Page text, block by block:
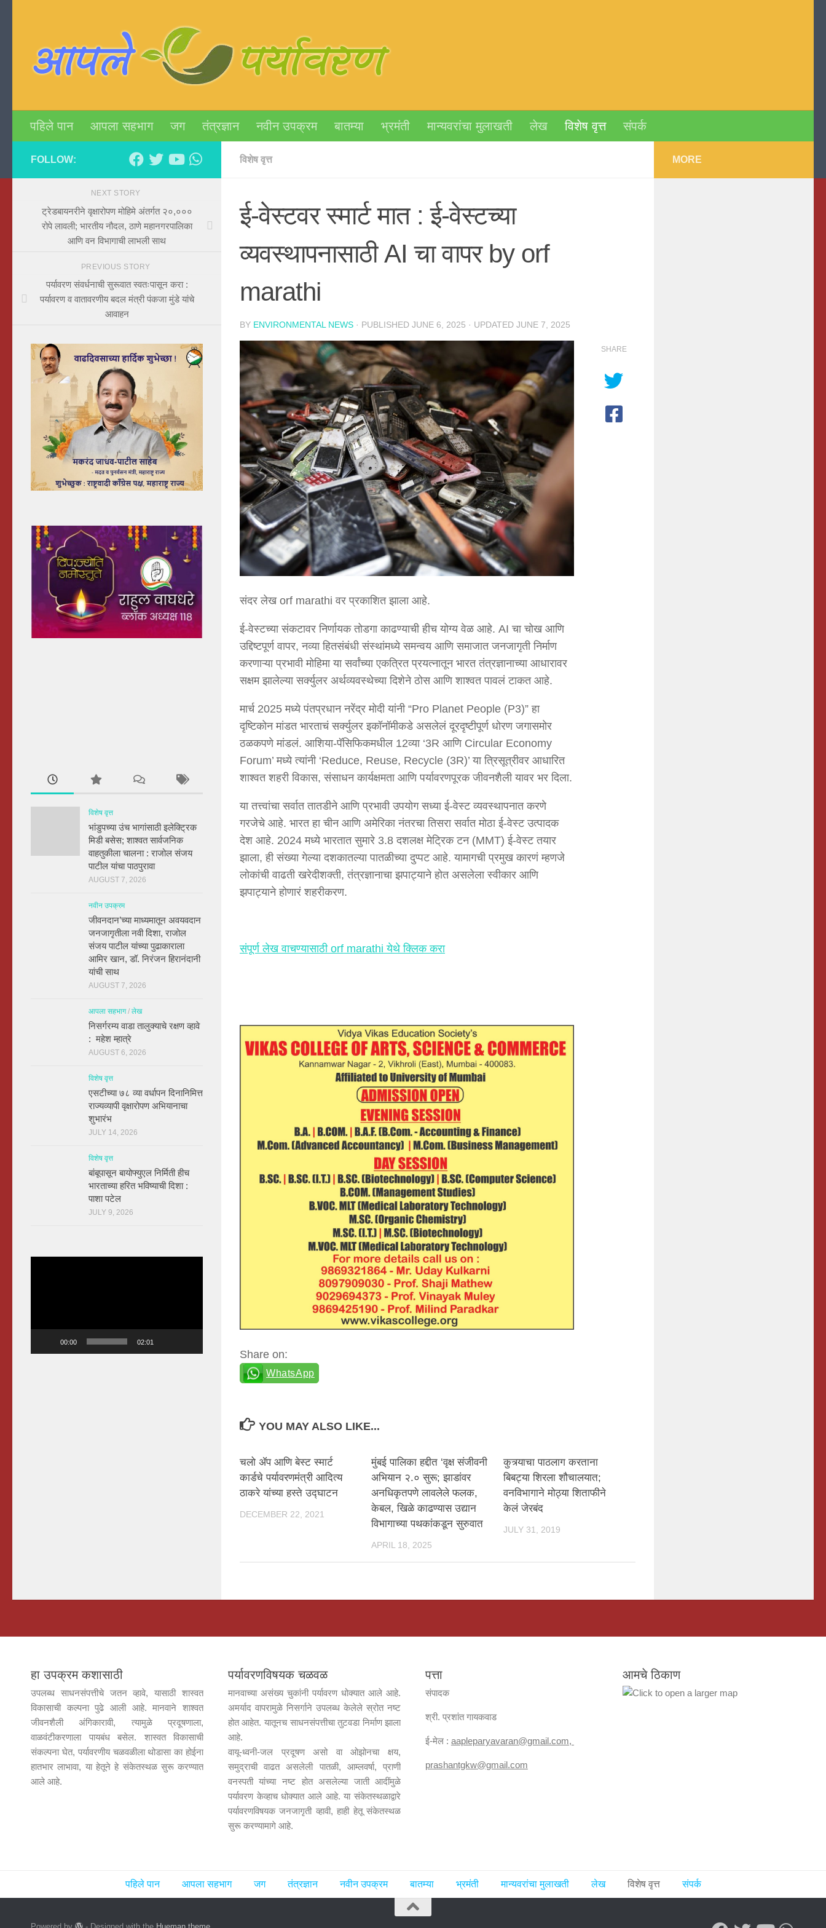
पहिले पान आपला सहभाग जग तंत्रज्ञान नवीन उपक्रम बातम्या भ्रमंती मान्यवरांचा मुलाखती लेख विशेष वृत्त संपर्क
विशेष वृत्त
ई-वेस्टवर स्मार्ट मात : ई-वेस्टच्या
व्यवस्थापनासाठी AI चा वापर by orf
marathi
BY ENVIRONMENTAL NEWS · PUBLISHED JUNE 6, 2025 · UPDATED JUNE 7, 2025
संदर लेख orf marathi वर प्रकाशित झाला आहे.
ई-वेस्टच्या संकटावर निर्णायक तोडगा काढण्याची हीच योग्य वेळ आहे. AI चा चोख आणि
उद्दिष्टपूर्ण वापर, नव्या हितसंबंधी संस्थांमध्ये समन्वय आणि समाजात जनजागृती निर्माण
करणाऱ्या प्रभावी मोहिमा या सर्वांच्या एकत्रित प्रयत्नातून भारत तंत्रज्ञानाच्या आधारावर
सक्षम झालेल्या सर्क्युलर अर्थव्यवस्थेच्या दिशेने ठोस आणि शाश्वत पावलं टाकत आहे.
मार्च 2025 मध्ये पंतप्रधान नरेंद्र मोदी यांनी “Pro Planet People (P3)” हा
दृष्टिकोन मांडत भारताचं सर्क्युलर इकॉनॉमीकडे असलेलं दूरदृष्टीपूर्ण धोरण जगासमोर
ठळकपणे मांडलं. आशिया-पॅसिफिकमधील 12व्या ‘3R आणि Circular Economy
Forum’ मध्ये त्यांनी ‘Reduce, Reuse, Recycle (3R)’ या त्रिसूत्रीवर आधारित
शाश्वत शहरी विकास, संसाधन कार्यक्षमता आणि पर्यावरणपूरक जीवनशैली यावर भर दिला.
या तत्त्वांचा सर्वात तातडीने आणि प्रभावी उपयोग सध्या ई-वेस्ट व्यवस्थापनात करणे
गरजेचे आहे. भारत हा चीन आणि अमेरिका नंतरचा तिसरा सर्वात मोठा ई-वेस्ट उत्पादक
देश आहे. 2024 मध्ये भारतात सुमारे 3.8 दशलक्ष मेट्रिक टन (MMT) ई-वेस्ट तयार
झाला, ही संख्या गेल्या दशकातल्या पातळीच्या दुप्पट आहे. यामागची प्रमुख कारणं म्हणजे
लोकांची वाढती खरेदीशक्ती, तंत्रज्ञानाचा झपाट्याने होत असलेला स्वीकार आणि
झपाट्याने होणारं शहरीकरण.
संपूर्ण लेख वाचण्यासाठी orf marathi येथे क्लिक करा
Share on:
WhatsApp
SHARE
YOU MAY ALSO LIKE...
चलो ॲप आणि बेस्ट स्मार्ट
कार्डचे पर्यावरणमंत्री आदित्य
ठाकरे यांच्या हस्ते उद्घाटन
DECEMBER 22, 2021
मुंबई पालिका हद्दीत ‘वृक्ष संजीवनी
अभियान २.० सुरू; झाडांवर
अनधिकृतपणे लावलेले फलक,
केबल, खिळे काढण्यास उद्यान
विभागाच्या पथकांकडून सुरुवात
APRIL 18, 2025
कुत्र्याचा पाठलाग करताना
बिबट्या शिरला शौचालयात;
वनविभागाने मोठ्या शिताफीने
केलं जेरबंद
JULY 31, 2019
FOLLOW:
NEXT STORY
ट्रेडबायनरीने वृक्षारोपण मोहिमे अंतर्गत २०,०००
रोपे लावली; भारतीय नौदल, ठाणे महानगरपालिका
आणि वन विभागाची लाभली साथ
PREVIOUS STORY
पर्यावरण संवर्धनाची सुरूवात स्वतःपासून करा :
पर्यावरण व वातावरणीय बदल मंत्री पंकजा मुंडे यांचे
आवाहन
विशेष वृत्त
भांडुपच्या उंच भागांसाठी इलेक्ट्रिक
मिडी बसेस; शाश्वत सार्वजनिक
वाहतुकीला चालना : राजोल संजय
पाटील यांचा पाठपुरावा
AUGUST 7, 2026
नवीन उपक्रम
जीवनदान’च्या माध्यमातून अवयवदान
जनजागृतीला नवी दिशा, राजोल
संजय पाटील यांच्या पुढाकाराला
आमिर खान, डॉ. निरंजन हिरानंदानी
यांची साथ
AUGUST 7, 2026
आपला सहभाग/ लेख
निसर्गरम्य वाडा तालुक्याचे रक्षण व्हावे
: महेश म्हात्रे
AUGUST 6, 2026
विशेष वृत्त
एसटीच्या ७८ व्या वर्धापन दिनानिमित्त
राज्यव्यापी वृक्षारोपण अभियानाचा
शुभारंभ
JULY 14, 2026
विशेष वृत्त
बांबूपासून बायोफ्युएल निर्मिती हीच
भारताच्या हरित भविष्याची दिशा :
पाशा पटेल
JULY 9, 2026
00:00 02:01
MORE
हा उपक्रम कशासाठी
उपलब्ध साधनसंपत्तीचे जतन व्हावे, यासाठी शास्वत
विकासाची कल्पना पुढे आली आहे. मानवाने शाश्वत
जीवनशैली अंगिकारावी, त्यामुळे प्रदूषणाला,
वाळवंटीकरणाला पायबंध बसेल. शास्वत विकासाची
संकल्पना घेत, पर्यावरणीय चळवळीला थोडासा का होईना
हातभार लाभावा, या हेतूने हे संकेतस्थळ सुरू करण्यात
आले आहे.
पर्यावरणविषयक चळवळ
मानवाच्या असंख्य चुकांनी पर्यावरण धोक्यात आले आहे.
अमर्याद वापरामुळे निसर्गाने उपलब्ध केलेले स्रोत नष्ट
होत आहेत. यातूनच साधनसंपत्तीचा तुटवडा निर्माण झाला
आहे.
वायू-ध्वनी-जल प्रदूषण असो वा ओझोनचा क्षय,
समुद्राची वाढत असलेली पातळी, आम्लवर्षा, प्राणी
वनस्पती यांच्या नष्ट होत असलेल्या जाती आदींमुळे
पर्यावरण केव्हाच धोक्यात आले आहे. या संकेतस्थळाद्वारे
पर्यावरणविषयक जनजागृती व्हावी, हाही हेतू संकेतस्थळ
सुरू करण्यामागे आहे.
पत्ता
संपादक
श्री. प्रशांत गायकवाड
ई-मेल : aapleparyavaran@gmail.com,
prashantgkw@gmail.com
आमचे ठिकाण
पहिले पान आपला सहभाग जग तंत्रज्ञान नवीन उपक्रम बातम्या भ्रमंती मान्यवरांचा मुलाखती लेख विशेष वृत्त संपर्क